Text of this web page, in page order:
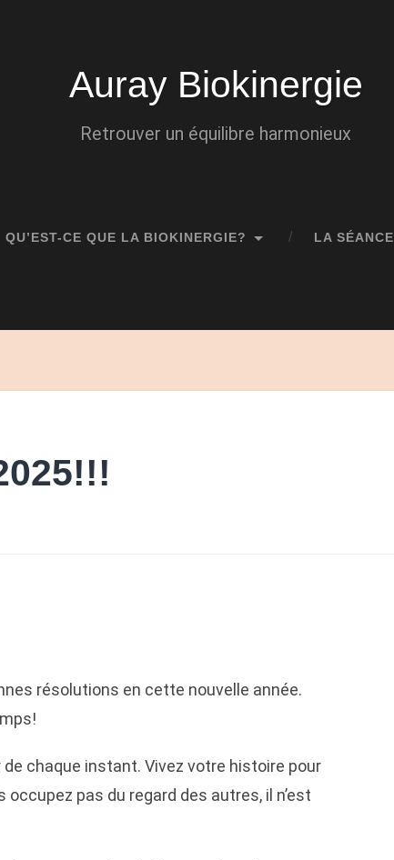
Auray Biokinergie
Retrouver un équilibre harmonieux
QU’EST-CE QUE LA BIOKINERGIE? LA SÉANCE
résolutions en cette nouvelle année.
chaque instant. Vivez votre histoire pour
pas du regard des autres, il n’est